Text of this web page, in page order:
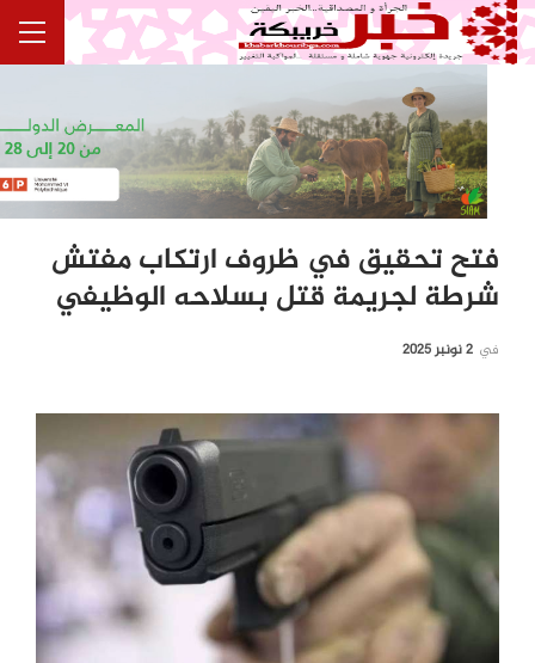
فتح تحقيق في ظروف ارتكاب مفتش
شرطة لجريمة قتل بسلاحه الوظيفي
في 2 نونبر 2025